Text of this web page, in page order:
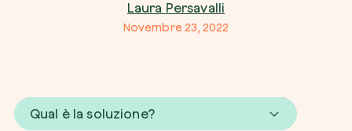
Laura Persavalli
Novembre 23, 2022
Qual è la soluzione?